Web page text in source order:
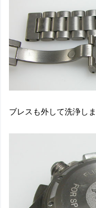
ブレスも外して洗浄しま